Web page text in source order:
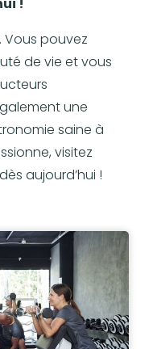
Vous pouvez
de vie et vous
une
saine à
visitez
aujourd’hui !